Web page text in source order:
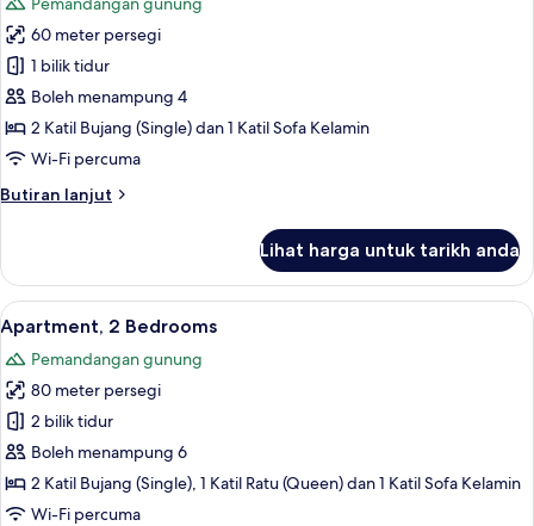
foto
untuk
Apartment,
1
Bedroom
60 meter persegi
1 bilik tidur
Boleh menampung 4
2 Katil Bujang (Single) dan 1 Katil Sofa Kelamin
Wi-Fi percuma
Butiran lanjut
Butiran
1
Bedroom
Lihat harga untuk tarikh anda
Lihat
semua
foto
untuk
Apartment,
2
Bedrooms
Apartment, 2 Bedrooms | Ruang
9
Apartment, 2 Bedrooms
Pemandangan gunung
80 meter persegi
2 bilik tidur
Boleh menampung 6
2 Katil Bujang (Single), 1 Katil Ratu (Queen) dan 1 Katil Sofa Kelamin
Wi-Fi percuma